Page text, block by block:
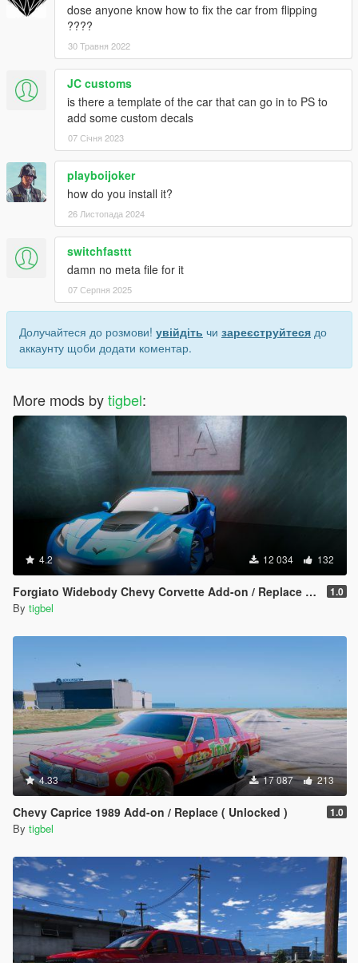
dose anyone know how to fix the car from flipping
????
30 Травня 2022
JC customs
is there a template of the car that can go in to PS to
add some custom decals
07 Січня 2023
playboijoker
how do you install it?
26 Листопада 2024
switchfasttt
damn no meta file for it
07 Серпня 2025
Долучайтеся до розмови! увійдіть чи зареєструйтеся до
аккаунту щоби додати коментар.
More mods bytigbel:
4.2 12 034 132
Forgiato Widebody Chevy Corvette Add-on / Replace ( Unlocked ) 1.0
By tigbel
4.33 17 087 213
Chevy Caprice 1989 Add-on / Replace ( Unlocked ) 1.0
By tigbel